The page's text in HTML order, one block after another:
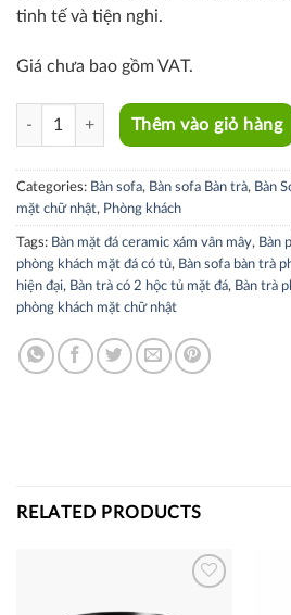
tinh tế và tiện nghi.
Giá chưa bao gồm VAT.
TS1006-12E quantity
Thêm vào giỏ hàng
Categories: Bàn sofa, Bàn sofa Bàn trà, Bàn
mặt chữ nhật, Phòng khách
Tags: Bàn mặt đá ceramic xám vân mây, Bàn
phòng khách mặt đá có tủ, Bàn sofa bàn trà
hiện đại, Bàn trà có 2 hộc tủ mặt đá, Bàn trà
phòng khách mặt chữ nhật
RELATED PRODUCTS